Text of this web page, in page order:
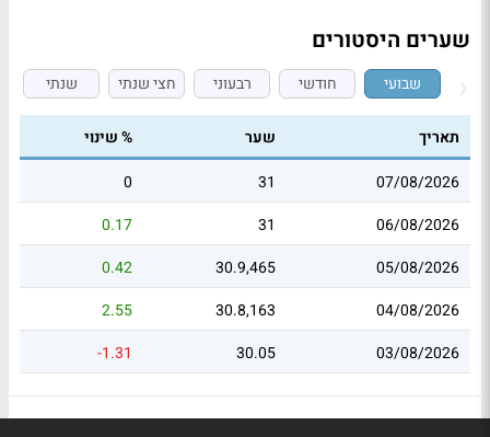
שערים היסטורים
שבועי חודשי רבעוני חצי שנתי שנתי
תאריך שער
% שינוי
07/08/2026
31
0
06/08/2026
31
0.17
05/08/2026
30.9,465
0.42
04/08/2026
30.8,163
2.55
03/08/2026
30.05
-1.31